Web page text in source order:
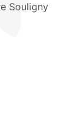
Souligny